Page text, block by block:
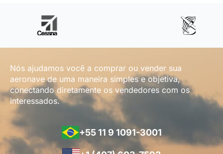
Nós ajudamos você a comprar ou vender sua
aeronave de uma maneira simples e objetiva,
conectando diretamente os vendedores com os
interessados.
+55 11 9 1091-3001